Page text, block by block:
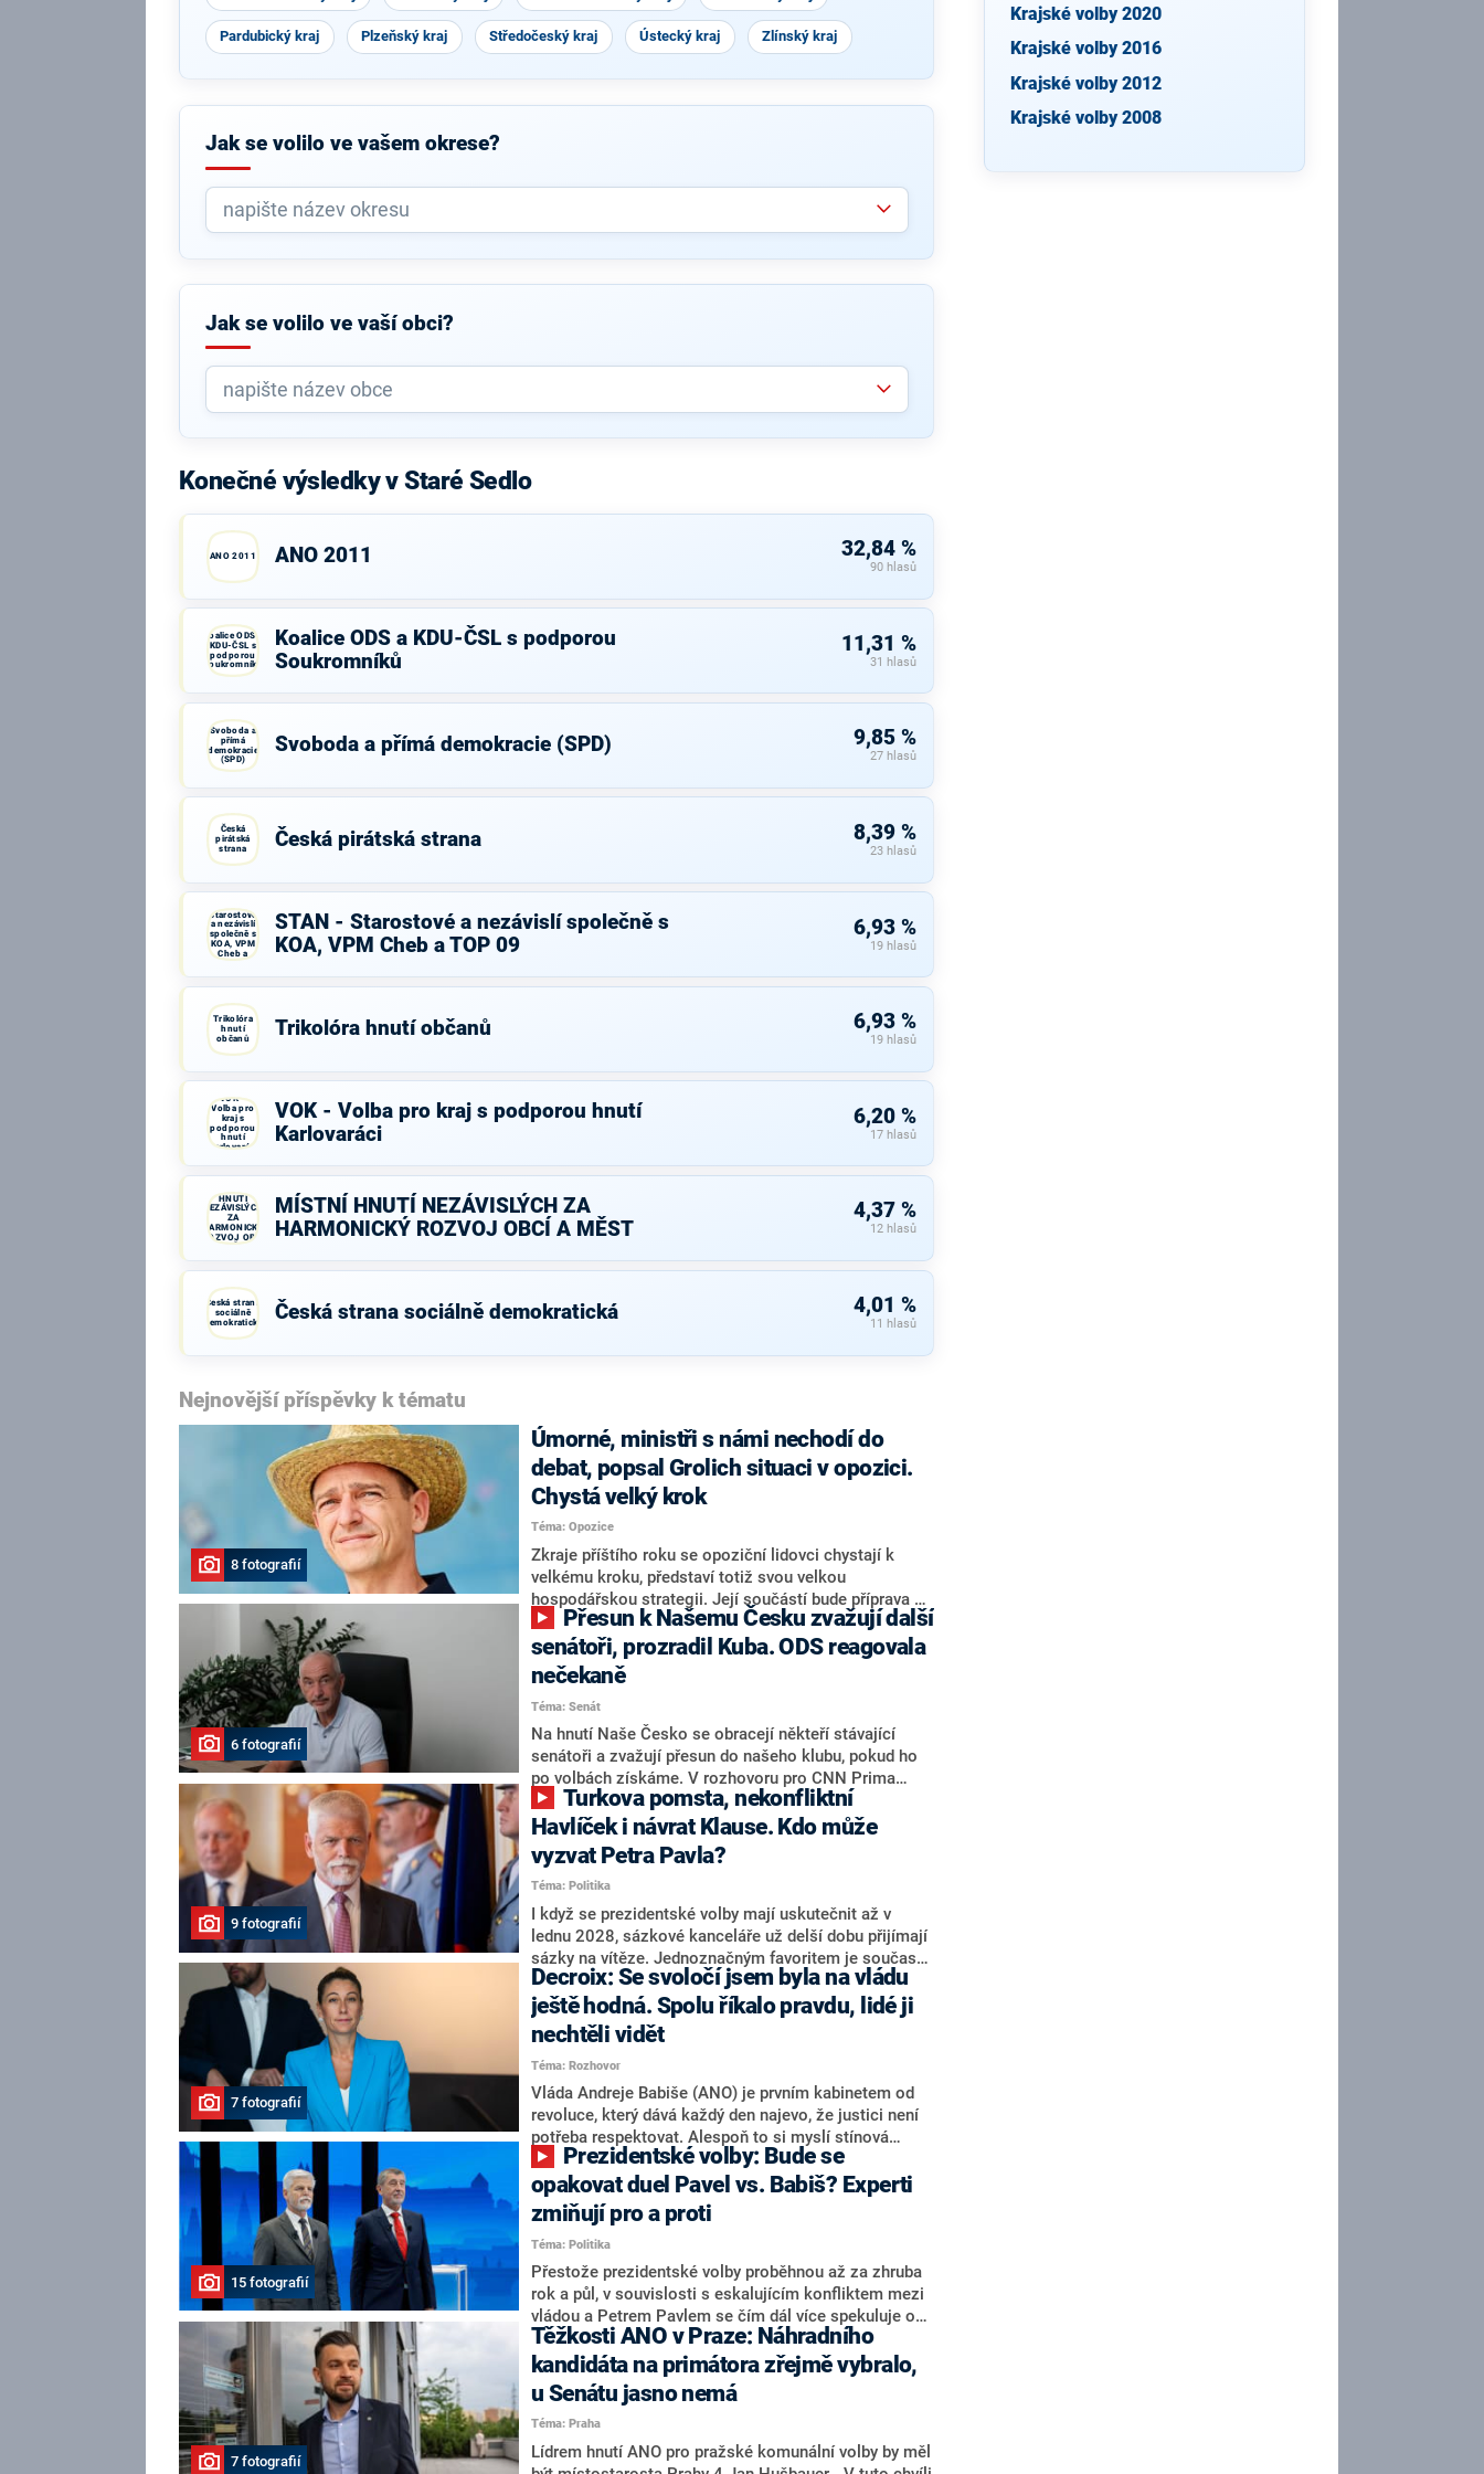
Pardubický kraj Plzeňský kraj Středočeský kraj Ústecký kraj Zlínský kraj
Jak se volilo ve vašem okrese?
Jak se volilo ve vaší obci?
Konečné výsledky v Staré Sedlo
ANO 2011 ANO 2011 32,84 %
90 hlasů
Koalice ODS a
KDU-ČSL s
podporou
Soukromníků
Koalice ODS a KDU-ČSL s podporou
Soukromníků
11,31 %
31 hlasů
Svoboda a
přímá
demokracie
(SPD)
Svoboda a přímá demokracie (SPD) 9,85 %
27 hlasů
Česká
pirátská
strana
Česká pirátská strana 8,39 %
23 hlasů
Starostové
a nezávislí
společně s
KOA, VPM
Cheb a
TOP 09
STAN - Starostové a nezávislí společně s
KOA, VPM Cheb a TOP 09
6,93 %
19 hlasů
Trikolóra
hnutí
občanů
Trikolóra hnutí občanů 6,93 %
19 hlasů
VOK -
Volba pro
kraj s
podporou
hnutí
Karlovaráci
VOK - Volba pro kraj s podporou hnutí
Karlovaráci
6,20 %
17 hlasů
HNUTÍ
NEZÁVISLÝCH
ZA
HARMONICKÝ
ROZVOJ OBCÍ
A MĚST
MÍSTNÍ HNUTÍ NEZÁVISLÝCH ZA
HARMONICKÝ ROZVOJ OBCÍ A MĚST
4,37 %
12 hlasů
Česká strana
sociálně
demokratická
Česká strana sociálně demokratická 4,01 %
11 hlasů
Nejnovější příspěvky k tématu
8 fotografií
Úmorné, ministři s námi nechodí do
debat, popsal Grolich situaci v opozici.
Chystá velký krok
Téma: Opozice
Zkraje příštího roku se opoziční lidovci chystají k
velkému kroku, představí totiž svou velkou
hospodářskou strategii. Její součástí bude příprava na
stárnutí populace, řekl ve středu na setkání s novináři
nový předseda lidovců Jan Grolich. Ten zároveň v
senátních volbách kandiduje ve Vyškově. Popsal i
aktivitu opozice, o níž vládní strany nebo političtí
komentátoři mluví jako o slabé a v defenzivě. „Je to
úmorná práce upozorňovat na chyby vlády. Ministři s
námi navíc nechodí do debat. Chceme ale ukazovat
svoje témata,“ odpověděl Grolich na dotaz CNN Prima
NEWS.
6 fotografií
senátoři, prozradil Kuba. ODS reagovala
nečekaně
Téma: Senát
Na hnutí Naše Česko se obracejí někteří stávající
senátoři a zvažují přesun do našeho klubu, pokud ho
po volbách získáme. V rozhovoru pro CNN Prima
NEWS to řekl zakladatel hnutí a jihočeský hejtman
Martin Kuba. Konkrétní nebyl, ale získat by takto mohl
například senátora Zdeňka Hrabu, který je dnes
součástí klubu ODS a TOP 09. Hraba to na dotaz
redakce nevyloučil. Předseda klubu senátorů ODS
Zdeněk Nytra redakci řekl, že počítá s odchodem
některých senátorů z klubu a že Naše Česko není
nepřítel, ale soupeř.
9 fotografií
Havlíček i návrat Klause. Kdo může
vyzvat Petra Pavla?
Téma: Politika
I když se prezidentské volby mají uskutečnit až v
lednu 2028, sázkové kanceláře už delší dobu přijímají
sázky na vítěze. Jednoznačným favoritem je současná
hlava státu Petr Pavel. Daleko za ním pak bookmakeři
zmiňují dva výrazné politiky ANO, tedy premiéra
Andreje Babiše a ministra průmyslu Karla Havlíčka.
Oblíbeným tipem samotných sázkařů je poslanec za
Motoristy Filip Turek. Politolog Jan Kubáček nicméně
o případné kandidatuře kohokoliv ze zmíněné trojice
značně pochybuje. Podle něj současná koalice dosud
nemá osobu, která by Pavlovi mohla konkurovat.
7 fotografií
Decroix: Se svoločí jsem byla na vládu
ještě hodná. Spolu říkalo pravdu, lidé ji
nechtěli vidět
Téma: Rozhovor
Vláda Andreje Babiše (ANO) je prvním kabinetem od
revoluce, který dává každý den najevo, že justici není
potřeba respektovat. Alespoň to si myslí stínová
ministryně spravedlnosti ODS Eva Decroix. V
rozhovoru pro CNN Prima NEWS si nebrala servítky
ohledně politického výkonu svého nástupce Jeronýma
Tejce (za ANO) či vládní zmocněnkyně pro lidská
práva Taťány Malé (ANO). Označením „svoloč“ na
adresu vlády prý byla ještě hodná. Decroix se také
vrátila k volební porážce koalice Spolu či promluvila o
hnutí Naše Česko Martina Kuby.
15 fotografií
opakovat duel Pavel vs. Babiš? Experti
zmiňují pro a proti
Téma: Politika
Přestože prezidentské volby proběhnou až za zhruba
rok a půl, v souvislosti s eskalujícím konfliktem mezi
vládou a Petrem Pavlem se čím dál více spekuluje o
tom, koho by do bitvy o Hrad mohla vyslat současná
koalice. Někteří političtí komentátoři znovu vytahují
jméno premiéra Andreje Babiše (ANO). Jak moc je
pravděpodobné, že se v prezidentských volbách 2028
bude znovu opakovat souboj z roku 2023?
7 fotografií
Těžkosti ANO v Praze: Náhradního
kandidáta na primátora zřejmě vybralo,
u Senátu jasno nemá
Téma: Praha
Lídrem hnutí ANO pro pražské komunální volby by měl
Krajské volby 2020
Krajské volby 2016
Krajské volby 2012
Krajské volby 2008